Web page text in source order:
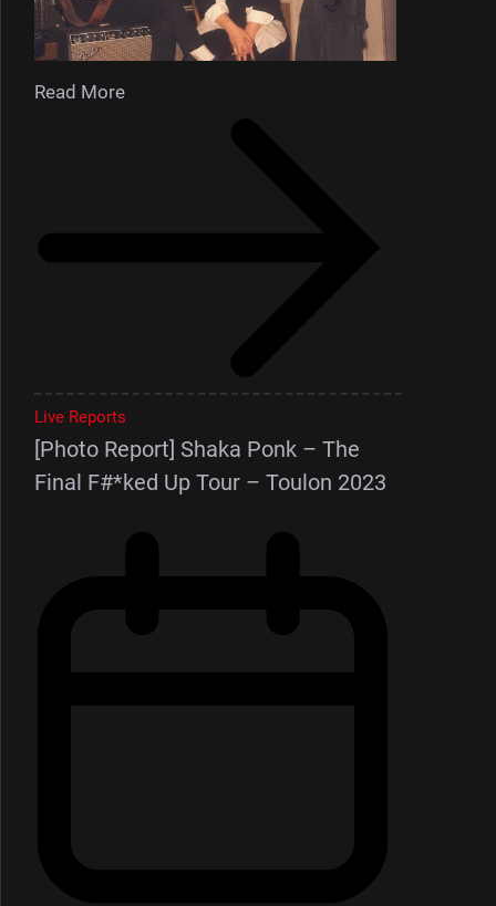
Read More
Live Reports
[Photo Report] Shaka Ponk – The
Final F#*ked Up Tour – Toulon 2023